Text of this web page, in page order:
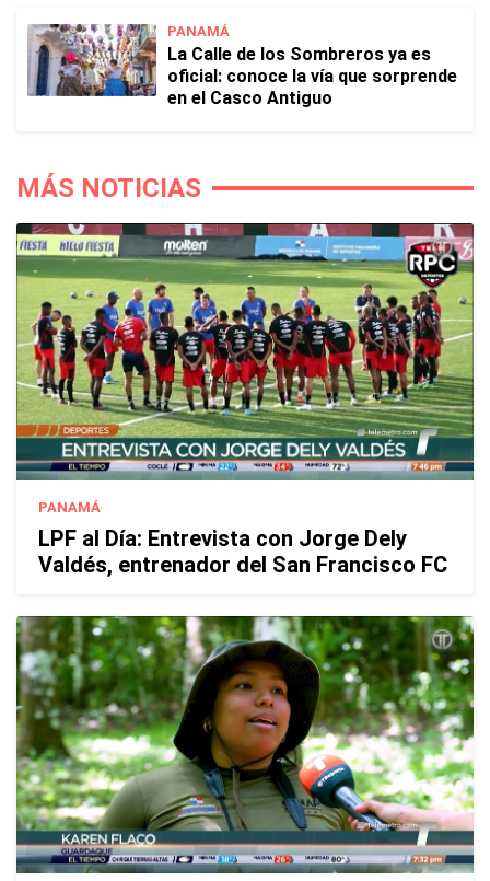
PANAMÁ
La Calle de los Sombreros ya es
oficial: conoce la vía que sorprende
en el Casco Antiguo
MÁS NOTICIAS
PANAMÁ
LPF al Día: Entrevista con Jorge Dely
Valdés, entrenador del San Francisco FC